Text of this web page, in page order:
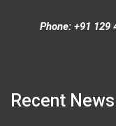
Phone: +91 129
Recent News